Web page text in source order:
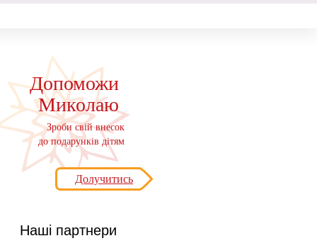
Допоможи
Миколаю
Зроби свiй внесок
до подарункiв дiтям
Долучитись
Наші партнери